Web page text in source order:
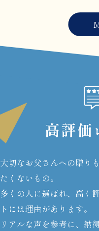
高評価
大切なお父さんへの贈り
たくないもの。
多くの人に選ばれ、高く
トには理由があります。
リアルな声を参考に、納